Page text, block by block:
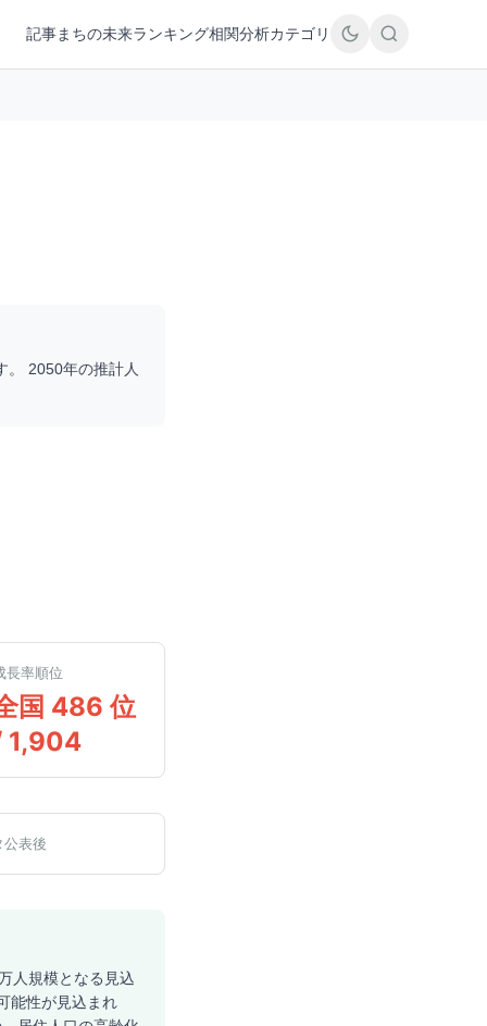
記事まちの未来ランキング相関分析カテゴリ
。 2050年の推計人
長率順位
国 486 位
1,904
公表後
人規模となる見込
能性が見込まれ